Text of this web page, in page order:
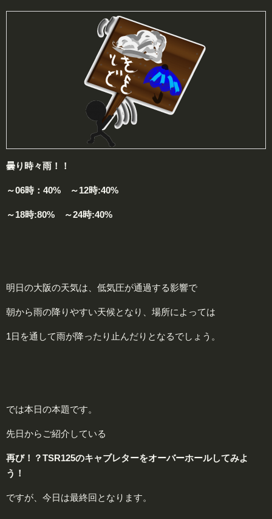
曇り時々雨！！
～06時：40% ～12時:40%
～18時:80% ～24時:40%
明日の大阪の天気は、低気圧が通過する影響で
朝から雨の降りやすい天候となり、場所によっては
1日を通して雨が降ったり止んだりとなるでしょう。
では本日の本題です。
先日からご紹介している
再び！？TSR125のキャブレターをオーバーホールしてみよ
う！
ですが、今日は最終回となります。